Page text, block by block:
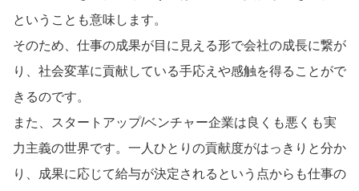
ということも意味します。
そのため、仕事の成果が目に見える形で会社の成長に繋が
り、社会変革に貢献している手応えや感触を得ることがで
きるのです。
また、スタートアップ/ベンチャー企業は良くも悪くも実
力主義の世界です。一人ひとりの貢献度がはっきりと分か
り、成果に応じて給与が決定されるという点からも仕事の